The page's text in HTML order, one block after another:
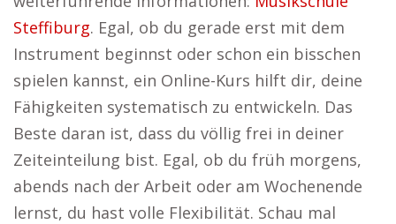
Steffiburg. Egal, ob du gerade erst mit dem
Instrument beginnst oder schon ein bisschen
spielen kannst, ein Online-Kurs hilft dir, deine
Fähigkeiten systematisch zu entwickeln. Das
Beste daran ist, dass du völlig frei in deiner
Zeiteinteilung bist. Egal, ob du früh morgens,
abends nach der Arbeit oder am Wochenende
lernst, du hast volle Flexibilität. Schau mal